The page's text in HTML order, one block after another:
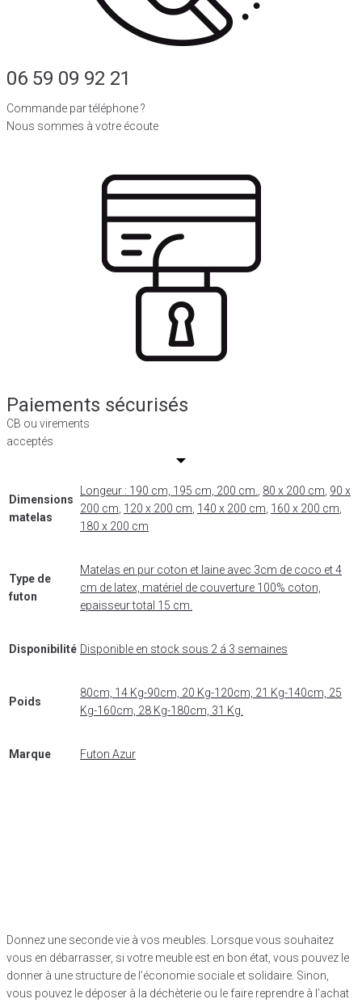
06 59 09 92 21
Commande par téléphone ?
Nous sommes à votre écoute
Paiements sécurisés
CB ou virements
acceptés
Dimensions
matelas
Longeur : 190 cm, 195 cm, 200 cm. 80 x 200 cm 90 x
200 cm 120 x 200 cm 140 x 200 cm 160 x 200 cm
180 x 200 cm
Type de
futon
Matelas en pur coton et laine avec 3cm de coco et 4
cm de latex, matériel de couverture 100% coton,
epaisseur total 15 cm.
Disponibilité Disponible en stock sous 2 á 3 semaines
Poids
80cm, 14 Kg-90cm, 20 Kg-120cm, 21 Kg-140cm, 25
Kg-160cm, 28 Kg-180cm, 31 Kg.
Marque Futon Azur
Donnez une seconde vie à vos meubles. Lorsque vous souhaitez
vous en débarrasser, si votre meuble est en bon état, vous pouvez le
donner à une structure de l’économie sociale et solidaire. Sinon,
vous pouvez le déposer à la déchèterie ou le faire reprendre à l’achat